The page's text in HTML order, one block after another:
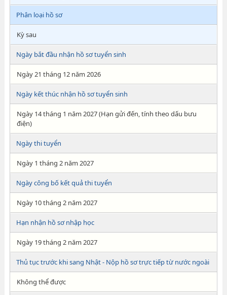
Phân loại hồ sơ
Kỳ sau
Ngày bắt đầu nhận hồ sơ tuyển sinh
Ngày 21 tháng 12 năm 2026
Ngày kết thúc nhận hồ sơ tuyển sinh
Ngày 14 tháng 1 năm 2027 (Hạn gửi đến, tính theo dấu bưu
điện)
Ngày thi tuyển
Ngày 1 tháng 2 năm 2027
Ngày công bố kết quả thi tuyển
Ngày 10 tháng 2 năm 2027
Hạn nhận hồ sơ nhập học
Ngày 19 tháng 2 năm 2027
Thủ tục trước khi sang Nhật - Nộp hồ sơ trực tiếp từ nước ngoài
Không thể được